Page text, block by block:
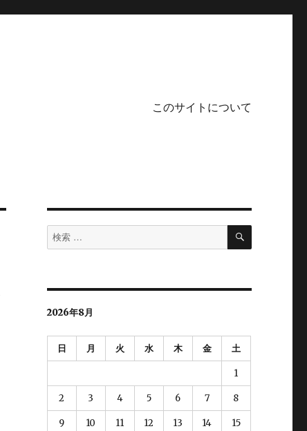
このサイトについて
検
索
検
2026年8月
日 月 火 水 木 金 土
1
2 3 4 5 6 7 8
9 10 11 12 13 14 15